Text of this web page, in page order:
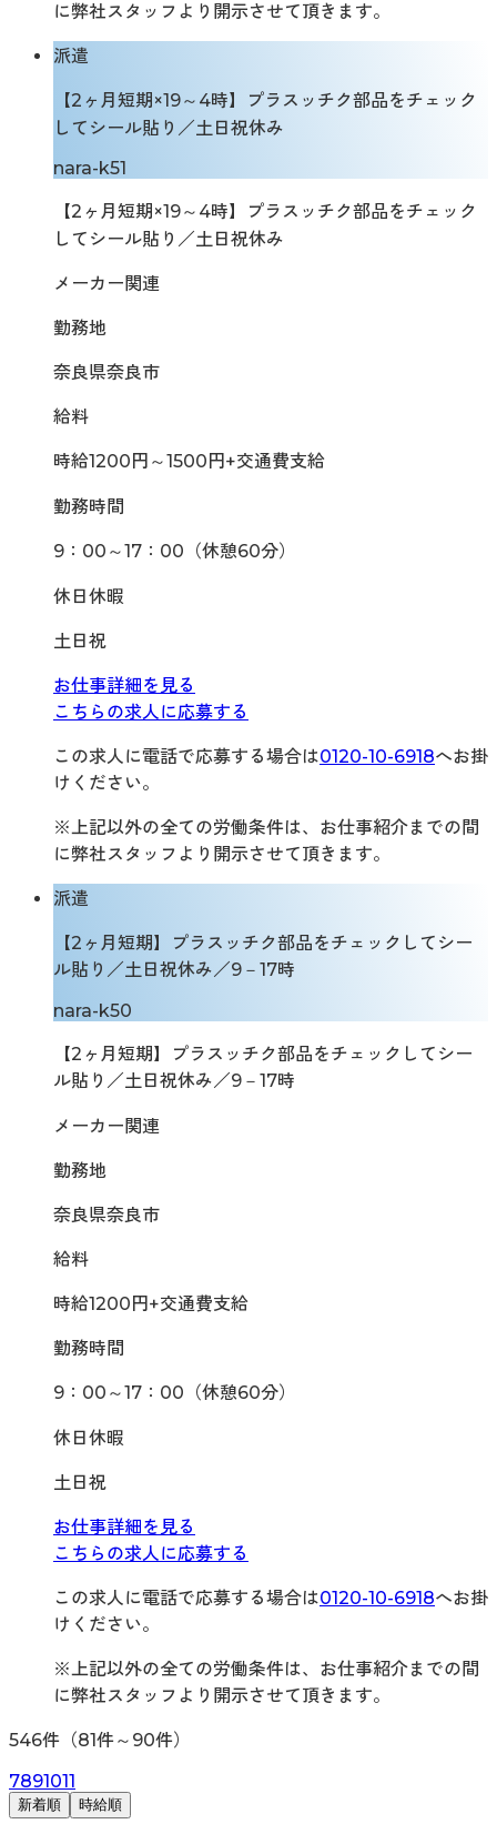
に弊社スタッフより開示させて頂きます。
派遣
【2ヶ月短期×19～4時】プラスッチク部品をチェック
してシール貼り／土日祝休み
nara-k51
【2ヶ月短期×19～4時】プラスッチク部品をチェック
してシール貼り／土日祝休み
メーカー関連
勤務地
奈良県奈良市
給料
時給1200円～1500円+交通費支給
勤務時間
9：00～17：00（休憩60分）
休日休暇
土日祝
お仕事詳細を見る
こちらの求人に応募する
この求人に電話で応募する場合は0120-10-6918へお掛
けください。
※上記以外の全ての労働条件は、お仕事紹介までの間
に弊社スタッフより開示させて頂きます。
派遣
【2ヶ月短期】プラスッチク部品をチェックしてシー
ル貼り／土日祝休み／9－17時
nara-k50
【2ヶ月短期】プラスッチク部品をチェックしてシー
ル貼り／土日祝休み／9－17時
メーカー関連
勤務地
奈良県奈良市
給料
時給1200円+交通費支給
勤務時間
9：00～17：00（休憩60分）
休日休暇
土日祝
お仕事詳細を見る
こちらの求人に応募する
この求人に電話で応募する場合は0120-10-6918へお掛
けください。
※上記以外の全ての労働条件は、お仕事紹介までの間
に弊社スタッフより開示させて頂きます。
546件（81件～ 90件）
7891011
新着順 時給順